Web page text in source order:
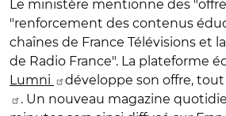
Le ministère mentionne des
"renforcement des contenus
chaînes de France Télévisions et
de Radio France". La plateforme
Lumni
développe son offre,
. Un nouveau magazine